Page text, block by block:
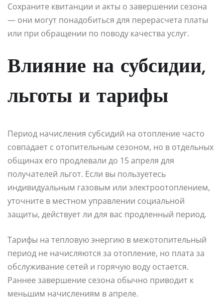
Сохраните квитанции и акты о завершении сезона
— они могут понадобиться для перерасчета платы
или при обращении по поводу качества услуг.
Влияние на субсидии,
льготы и тарифы
Период начисления субсидий на отопление часто
совпадает с отопительным сезоном, но в отдельных
общинах его продлевали до 15 апреля для
получателей льгот. Если вы пользуетесь
индивидуальным газовым или электроотоплением,
уточните в местном управлении социальной
защиты, действует ли для вас продленный период.
Тарифы на тепловую энергию в межотопительный
период не начисляются за отопление, но плата за
обслуживание сетей и горячую воду остается.
Раннее завершение сезона обычно приводит к
меньшим начислениям в апреле.